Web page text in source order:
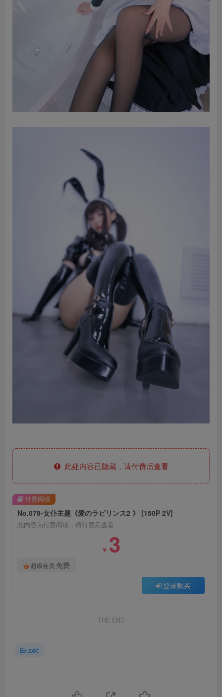
此处内容已隐藏，请付费后查看
No.078-女仆主题《愛のラビリンス2 》 [150P 2V]
此内容为付费阅读，请付费后查看
￥ 3
超级会员 免费
登录购买
付费阅读
THE END
zxkt